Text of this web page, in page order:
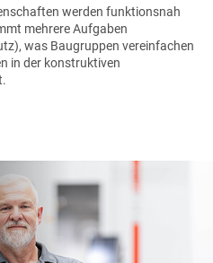
werden funktionsnah
mehrere Aufgaben
was Baugruppen vereinfachen
in der konstruktiven